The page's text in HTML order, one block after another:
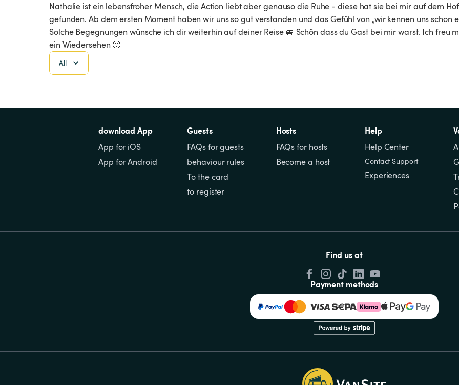
Nathalie ist ein lebensfroher Mensch, die Action liebt aber genauso die Ruhe - diese hat sie bei mir auf dem Hof
gefunden. Ab dem ersten Moment haben wir uns so gut verstanden und das Gefühl von „wir kennen uns schon
Solche Begegnungen wünsche ich dir weiterhin auf deiner Reise 🚐 Schön dass du Gast bei mir warst. Ich freu
ein Wiedersehen 🙂
All
download App
App for iOS
App for Android
Guests
FAQs for guests
behaviour rules
To the card
to register
Hosts
FAQs for hosts
Become a host
Help
Help Center
Contact Support
Experiences
Find us at
Payment methods